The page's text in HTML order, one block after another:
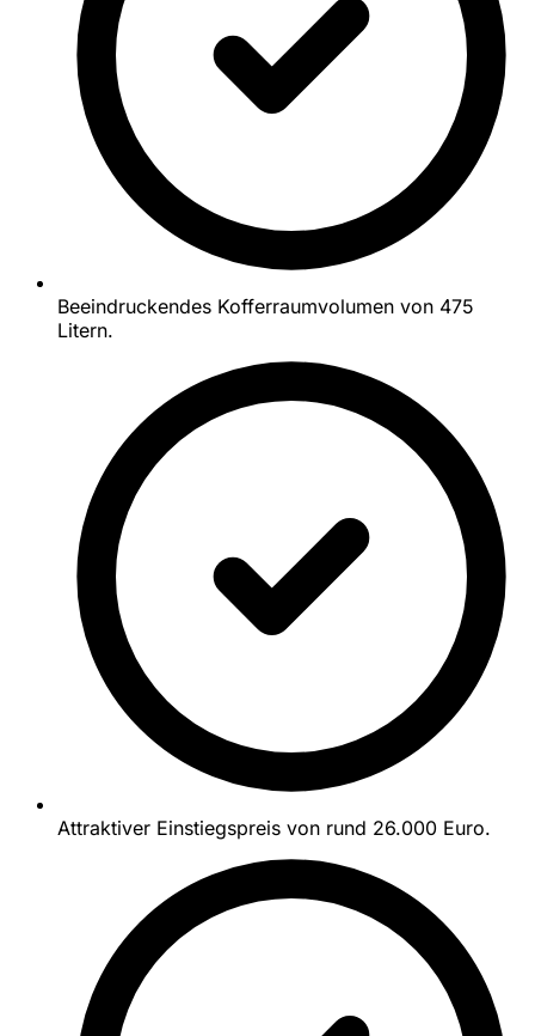
Beeindruckendes Kofferraumvolumen von 475
Litern.
Attraktiver Einstiegspreis von rund 26.000 Euro.